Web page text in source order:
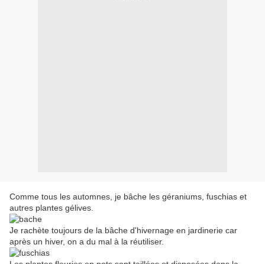
Comme tous les automnes, je bâche les géraniums, fuschias et
autres plantes gélives.
Je rachète toujours de la bâche d'hivernage en jardinerie car
après un hiver, on a du mal à la réutiliser.